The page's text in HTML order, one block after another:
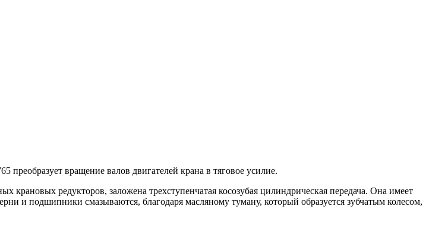
преобразует вращение валов двигателей крана в тяговое усилие.
редукторов, заложена трехступенчатая косозубая цилиндрическая передача. Она имеет
и подшипники смазываются, благодаря масляному туману, который образуется зубчатым колесом,